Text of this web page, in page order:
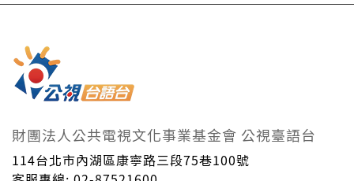
財團法人公共電視文化事業基金會 公視臺語台
114台北市內湖區康寧路三段75巷100號